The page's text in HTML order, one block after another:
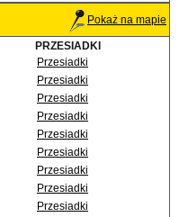
Pokaż na mapie
PRZESIADKI
Przesiadki
Przesiadki
Przesiadki
Przesiadki
Przesiadki
Przesiadki
Przesiadki
Przesiadki
Przesiadki